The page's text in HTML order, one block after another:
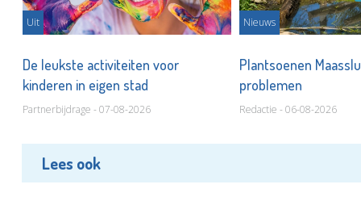
Uit
De leukste activiteiten voor
kinderen in eigen stad
Partnerbijdrage - 07-08-2026
Nieuws
Plantsoenen
problemen
Redactie - 06-08-2026
Lees ook